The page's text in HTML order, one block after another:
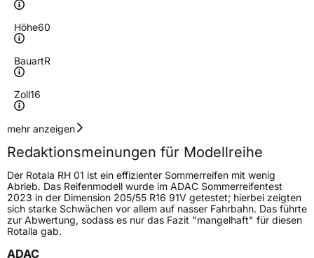
Höhe60
BauartR
Zoll16
Geschwindigkeitsindex
Höchstgeschwindigkeit
240 km/h
Lastindex102
Höchstlast850 kg
mehr anzeigen
Redaktionsmeinungen für Modellreihe
Der Rotala RH 01 ist ein effizienter Sommerreifen mit wenig
Abrieb. Das Reifenmodell wurde im ADAC Sommerreifentest
2023 in der Dimension 205/55 R16 91V getestet; hierbei zeigten
sich starke Schwächen vor allem auf nasser Fahrbahn. Das führte
zur Abwertung, sodass es nur das Fazit "mangelhaft" für diesen
Rotalla gab.
ADAC